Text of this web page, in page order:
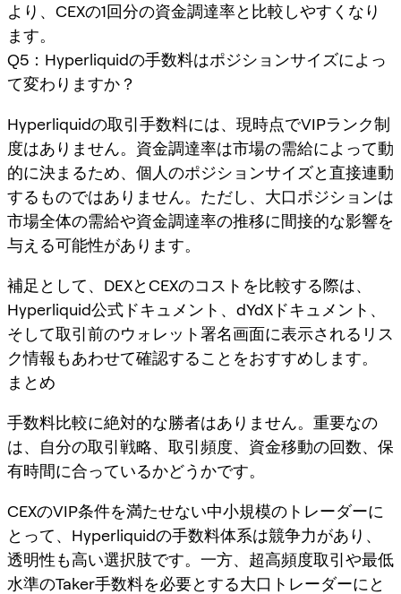
より、CEXの1回分の資金調達率と比較しやすくなり
ます。
Q5：Hyperliquidの手数料はポジションサイズによっ
て変わりますか？
Hyperliquidの取引手数料には、現時点でVIPランク制
度はありません。資金調達率は市場の需給によって動
的に決まるため、個人のポジションサイズと直接連動
するものではありません。ただし、大口ポジションは
市場全体の需給や資金調達率の推移に間接的な影響を
与える可能性があります。
補足として、DEXとCEXのコストを比較する際は、
Hyperliquid公式ドキュメント、dYdXドキュメント、
そして取引前のウォレット署名画面に表示されるリス
ク情報もあわせて確認することをおすすめします。
まとめ
手数料比較に絶対的な勝者はありません。重要なの
は、自分の取引戦略、取引頻度、資金移動の回数、保
有時間に合っているかどうかです。
CEXのVIP条件を満たせない中小規模のトレーダーに
とって、Hyperliquidの手数料体系は競争力があり、
透明性も高い選択肢です。一方、超高頻度取引や最低
水準のTaker手数料を必要とする大口トレーダーにと